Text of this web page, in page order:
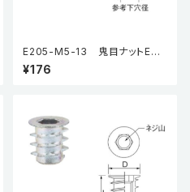
E205-M5-13 鬼目ナットEタ
イプ（5個入り）
¥176